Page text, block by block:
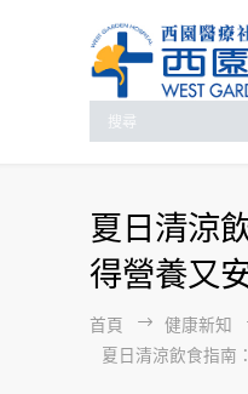
夏日清涼
得營養又
首頁
健康新知
夏日清涼飲食指南